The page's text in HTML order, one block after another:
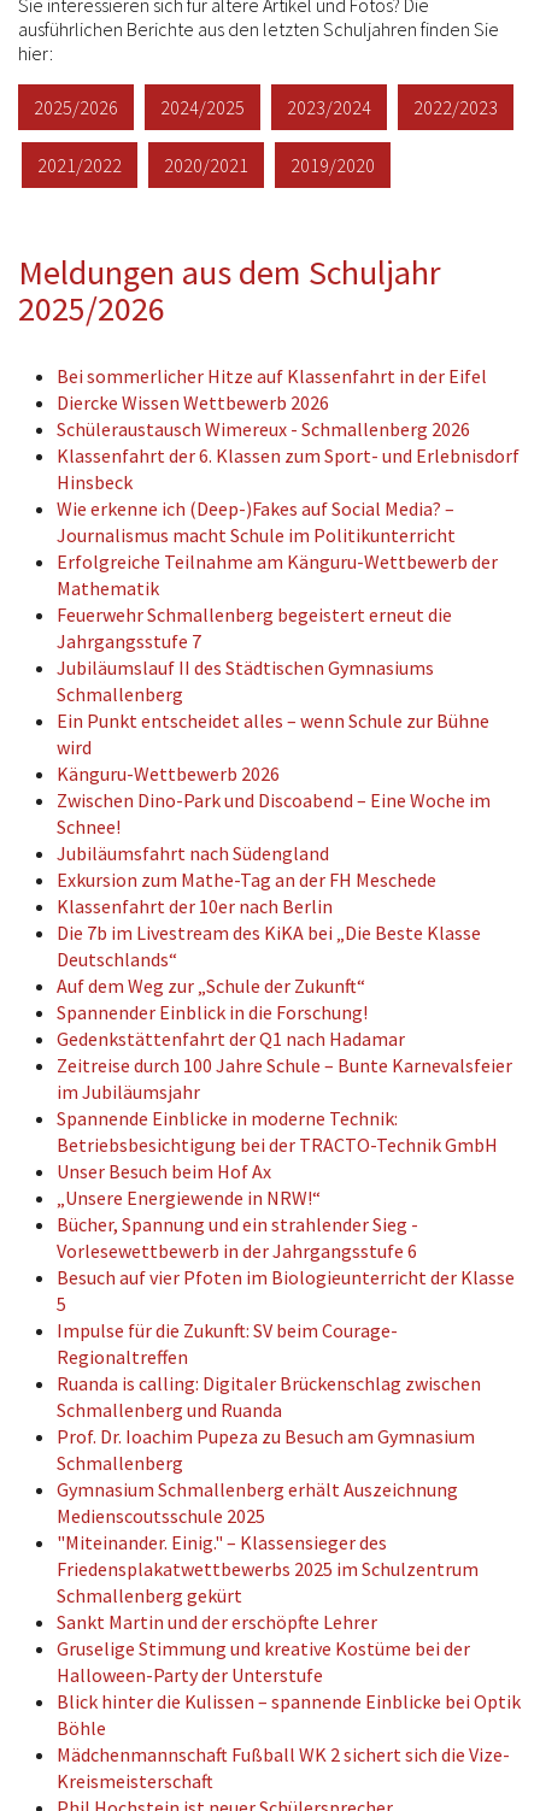
Sie interessieren sich für ältere Artikel und Fotos? Die
ausführlichen Berichte aus den letzten Schuljahren finden Sie
hier:
2025/2026 2024/2025 2023/2024 2022/2023
2021/2022 2020/2021 2019/2020
Meldungen aus dem Schuljahr
2025/2026
Bei sommerlicher Hitze auf Klassenfahrt in der Eifel
Diercke Wissen Wettbewerb 2026
Schüleraustausch Wimereux - Schmallenberg 2026
Klassenfahrt der 6. Klassen zum Sport- und Erlebnisdorf
Hinsbeck
Wie erkenne ich (Deep-)Fakes auf Social Media? –
Journalismus macht Schule im Politikunterricht
Erfolgreiche Teilnahme am Känguru-Wettbewerb der
Mathematik
Feuerwehr Schmallenberg begeistert erneut die
Jahrgangsstufe 7
Jubiläumslauf II des Städtischen Gymnasiums
Schmallenberg
Ein Punkt entscheidet alles – wenn Schule zur Bühne
wird
Känguru-Wettbewerb 2026
Zwischen Dino-Park und Discoabend – Eine Woche im
Schnee!
Jubiläumsfahrt nach Südengland
Exkursion zum Mathe-Tag an der FH Meschede
Klassenfahrt der 10er nach Berlin
Die 7b im Livestream des KiKA bei „Die Beste Klasse
Deutschlands“
Auf dem Weg zur „Schule der Zukunft“
Spannender Einblick in die Forschung!
Gedenkstättenfahrt der Q1 nach Hadamar
Zeitreise durch 100 Jahre Schule – Bunte Karnevalsfeier
im Jubiläumsjahr
Spannende Einblicke in moderne Technik:
Betriebsbesichtigung bei der TRACTO-Technik GmbH
Unser Besuch beim Hof Ax
„Unsere Energiewende in NRW!“
Bücher, Spannung und ein strahlender Sieg -
Vorlesewettbewerb in der Jahrgangsstufe 6
Besuch auf vier Pfoten im Biologieunterricht der Klasse
5
Impulse für die Zukunft: SV beim Courage-
Regionaltreffen
Ruanda is calling: Digitaler Brückenschlag zwischen
Schmallenberg und Ruanda
Prof. Dr. Ioachim Pupeza zu Besuch am Gymnasium
Schmallenberg
Gymnasium Schmallenberg erhält Auszeichnung
Medienscoutsschule 2025
"Miteinander. Einig." – Klassensieger des
Friedensplakatwettbewerbs 2025 im Schulzentrum
Schmallenberg gekürt
Sankt Martin und der erschöpfte Lehrer
Gruselige Stimmung und kreative Kostüme bei der
Halloween-Party der Unterstufe
Blick hinter die Kulissen – spannende Einblicke bei Optik
Böhle
Mädchenmannschaft Fußball WK 2 sichert sich die Vize-
Kreismeisterschaft